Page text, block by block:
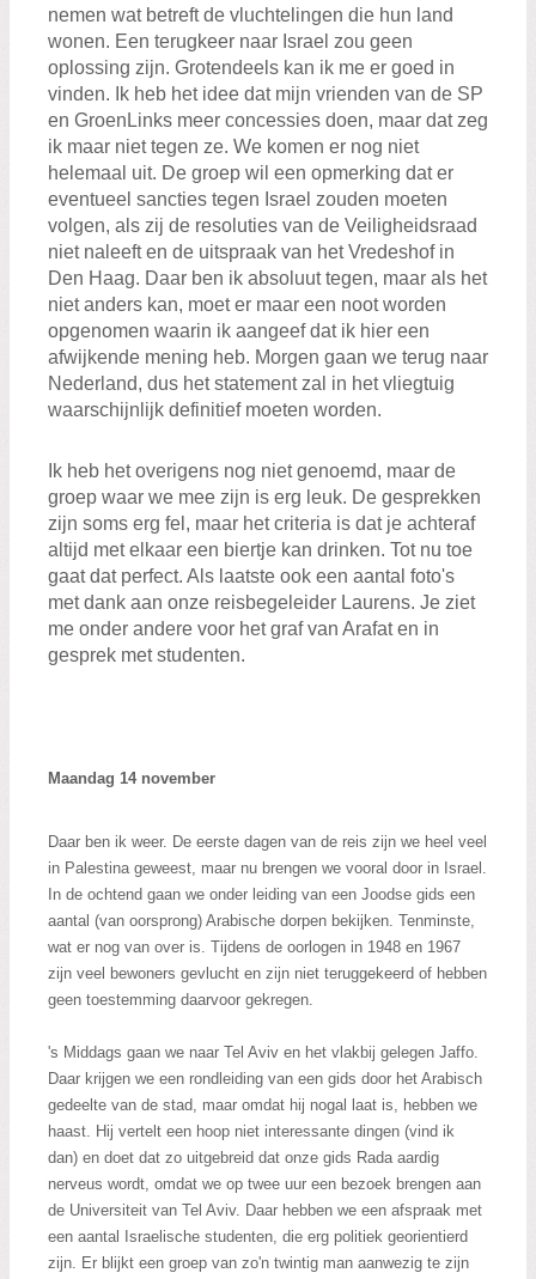
nemen wat betreft de vluchtelingen die hun land
wonen. Een terugkeer naar Israel zou geen
oplossing zijn. Grotendeels kan ik me er goed in
vinden. Ik heb het idee dat mijn vrienden van de SP
en GroenLinks meer concessies doen, maar dat zeg
ik maar niet tegen ze. We komen er nog niet
helemaal uit. De groep wil een opmerking dat er
eventueel sancties tegen Israel zouden moeten
volgen, als zij de resoluties van de Veiligheidsraad
niet naleeft en de uitspraak van het Vredeshof in
Den Haag. Daar ben ik absoluut tegen, maar als het
niet anders kan, moet er maar een noot worden
opgenomen waarin ik aangeef dat ik hier een
afwijkende mening heb. Morgen gaan we terug naar
Nederland, dus het statement zal in het vliegtuig
waarschijnlijk definitief moeten worden.
Ik heb het overigens nog niet genoemd, maar de
groep waar we mee zijn is erg leuk. De gesprekken
zijn soms erg fel, maar het criteria is dat je achteraf
altijd met elkaar een biertje kan drinken. Tot nu toe
gaat dat perfect. Als laatste ook een aantal foto's
met dank aan onze reisbegeleider Laurens. Je ziet
me onder andere voor het graf van Arafat en in
gesprek met studenten.
Maandag 14 november
Daar ben ik weer. De eerste dagen van de reis zijn we heel veel
in Palestina geweest, maar nu brengen we vooral door in Israel.
In de ochtend gaan we onder leiding van een Joodse gids een
aantal (van oorsprong) Arabische dorpen bekijken. Tenminste,
wat er nog van over is. Tijdens de oorlogen in 1948 en 1967
zijn veel bewoners gevlucht en zijn niet teruggekeerd of hebben
geen toestemming daarvoor gekregen.
's Middags gaan we naar Tel Aviv en het vlakbij gelegen Jaffo.
Daar krijgen we een rondleiding van een gids door het Arabisch
gedeelte van de stad, maar omdat hij nogal laat is, hebben we
haast. Hij vertelt een hoop niet interessante dingen (vind ik
dan) en doet dat zo uitgebreid dat onze gids Rada aardig
nerveus wordt, omdat we op twee uur een bezoek brengen aan
de Universiteit van Tel Aviv. Daar hebben we een afspraak met
een aantal Israelische studenten, die erg politiek georientierd
zijn. Er blijkt een groep van zo'n twintig man aanwezig te zijn